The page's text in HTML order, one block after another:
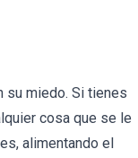
su miedo. Si tienes
cosa que se le
alimentando el